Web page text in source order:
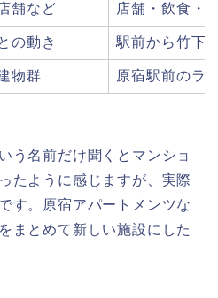
舗など 店舗・飲食・
の動き 駅前から竹下
物群 原宿駅前のラ
う名前だけ聞くとマンショ
たように感じますが、実際
す。原宿アパートメンツな
まとめて新しい施設にした